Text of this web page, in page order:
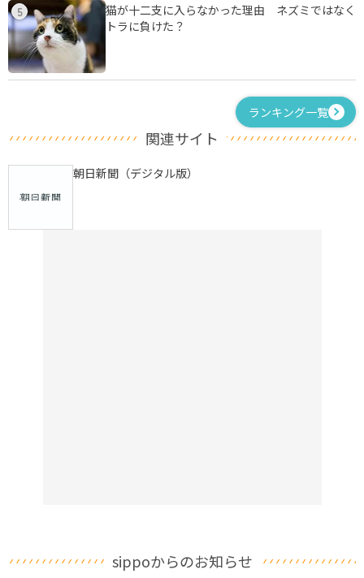
5
猫が十二支に入らなかった理由 ネズミではなく
トラに負けた？
ランキング一覧
関連サイト
朝日新聞（デジタル版）
sippoからのお知らせ